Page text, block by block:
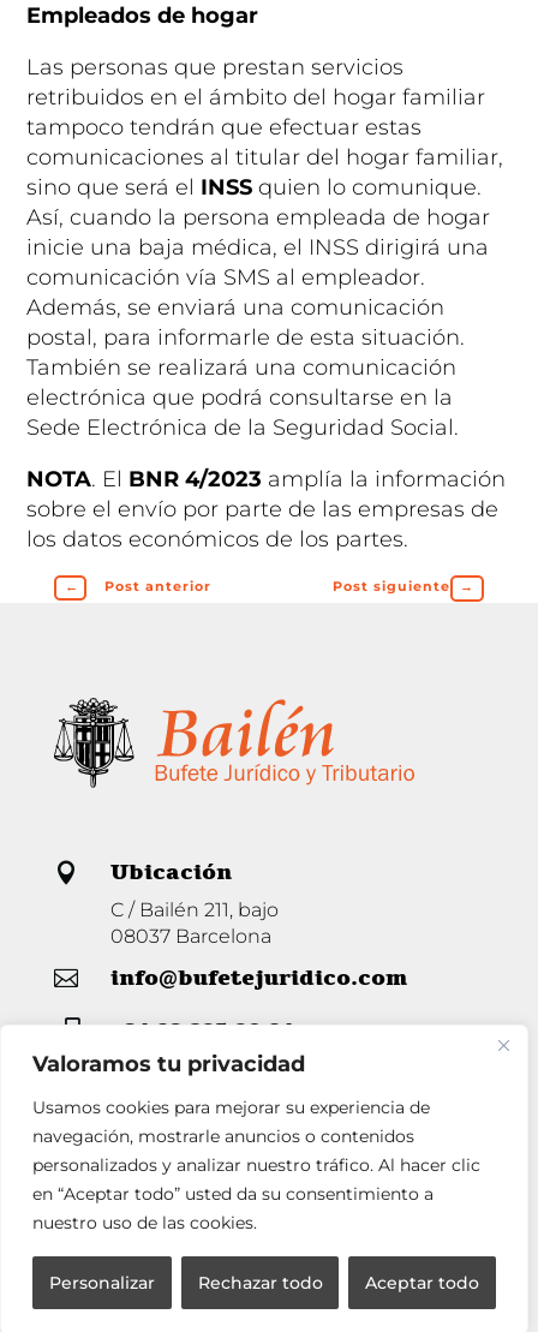
Valoramos tu privacidad
Usamos cookies para mejorar su experiencia de
navegación, mostrarle anuncios o contenidos
personalizados y analizar nuestro tráfico. Al hacer clic
en “Aceptar todo” usted da su consentimiento a
nuestro uso de las cookies.
Personalizar Rechazar todo Aceptar todo
Empleados de hogar
Las personas que prestan servicios
retribuidos en el ámbito del hogar familiar
tampoco tendrán que efectuar estas
comunicaciones al titular del hogar familiar,
sino que será el INSS quien lo comunique.
Así, cuando la persona empleada de hogar
inicie una baja médica, el INSS dirigirá una
comunicación vía SMS al empleador.
Además, se enviará una comunicación
postal, para informarle de esta situación.
También se realizará una comunicación
electrónica que podrá consultarse en la
Sede Electrónica de la Seguridad Social.
NOTA. El BNR 4/2023 amplía la información
sobre el envío por parte de las empresas de
los datos económicos de los partes.
← Post anterior Post siguiente →
 Ubicación
C / Bailén 211, bajo
08037 Barcelona
 info@bufetejuridico.com
 +34 93 285 80 94
 Horario
Lunes a Jueves de 9 a 14 y de 16 a 19
Viernes de 9 a 14.
Política de cookies